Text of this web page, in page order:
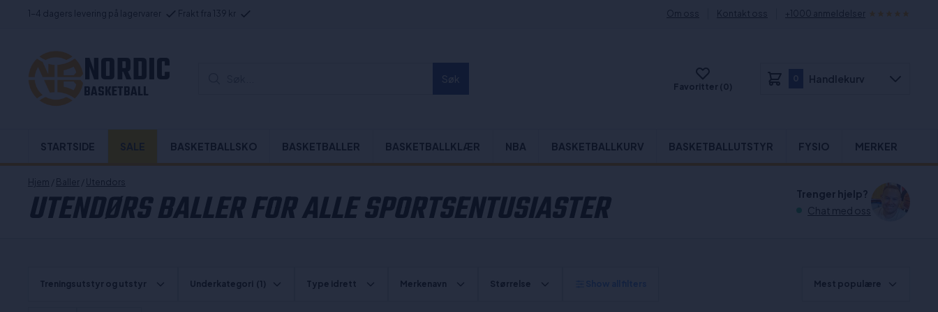
1-4 dagers levering på lagervarer Frakt fra 139 kr Om oss Kontakt oss +1000 anmeldelser
NORDIC
BASKETBALL Favoritter (0)
Handlekurv
STARTSIDE BASKETBALLSKO BASKETBALLER BASKETBALLKLÆR NBA BASKETBALLKURV BASKETBALLUTSTYR FYSIO MERKER
Hjem / Baller / Utendors
UTENDØRS BALLER FOR ALLE SPORTSENTUSIASTER
Trenger hjelp?
Chat med oss
Treningsutstyr og utstyr Underkategori (1) Type idrett Merkenavn Størrelse Mest populære